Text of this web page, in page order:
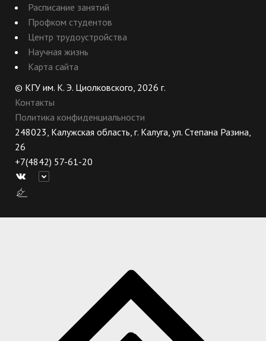
Расписание занятий
Профком студентов
Центр трудоустройства
Научная жизнь
Карта сайта
© КГУ им. К. Э. Циолковского, 2026 г.
Контакты
Политика конфиденциальности
248023, Калужская область, г. Калуга, ул. Степана Разина,
26
+7(4842) 57-61-20